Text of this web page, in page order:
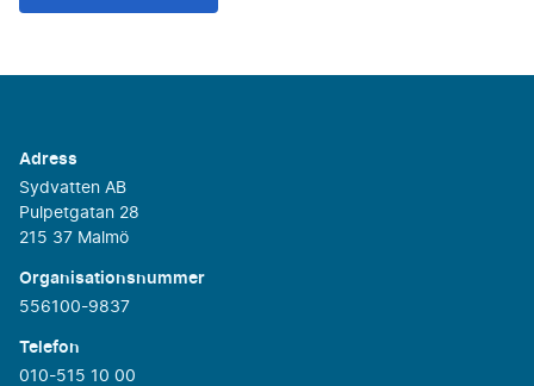
Adress
Sydvatten AB
Pulpetgatan 28
215 37 Malmö
Organisationsnummer
556100-9837
Telefon
010-515 10 00